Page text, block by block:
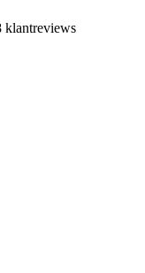
klantreviews